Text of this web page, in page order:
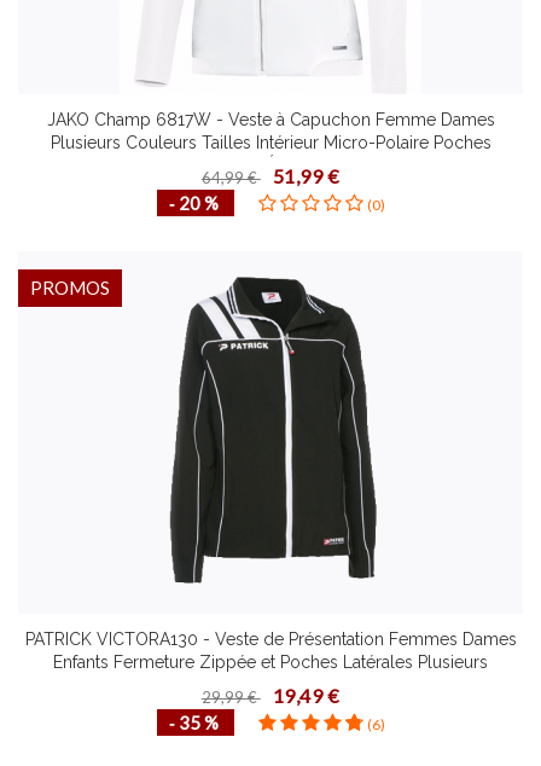
JAKO Champ 6817W - Veste à Capuchon Femme Dames
Plusieurs Couleurs Tailles Intérieur Micro-Polaire Poches
Latérales Fermeture Éclair Bicolore Devant
64,99 € 51,99 €
‐ 20 % (0)
PATRICK VICTORA130 - Veste de Présentation Femmes Dames
Enfants Fermeture Zippée et Poches Latérales Plusieurs
Couleurs Tailles
29,99 € 19,49 €
‐ 35 % (6)
PROMOS